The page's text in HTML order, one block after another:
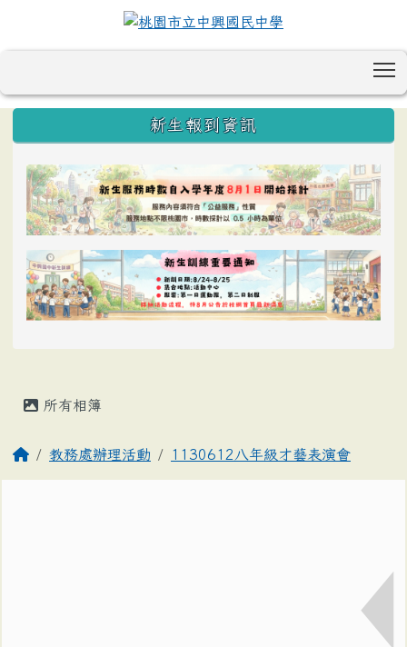
:::
新生報到資訊
所有相簿
教務處辦理活動 1130612八年級才藝表演會